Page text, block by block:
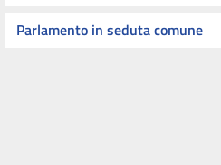
Parlamento in seduta comune